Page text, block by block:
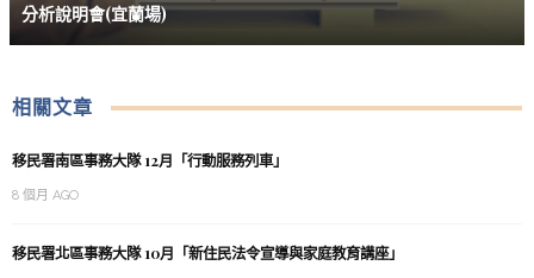
分析說明會(宜蘭場)
相關文章
移民署南區事務大隊 12月「行動服務列車」
8 個月 AGO
移民署北區事務大隊 10月「新住民法令宣導與家庭教育講座」